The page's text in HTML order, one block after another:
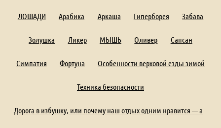
ЛОШАДИ Арабика Аркаша Гиперборея Забава
Золушка Ликер МЫШЬ Оливер Сапсан
Симпатия Фортуна Особенности верховой езды зимой
Техника безопасности
Дорога в избушку, или почему наш отдых одним нравится — а